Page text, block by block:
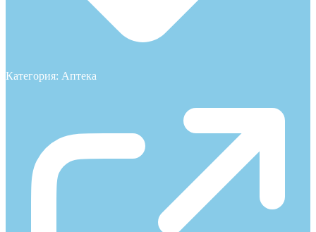
Категория: Аптека